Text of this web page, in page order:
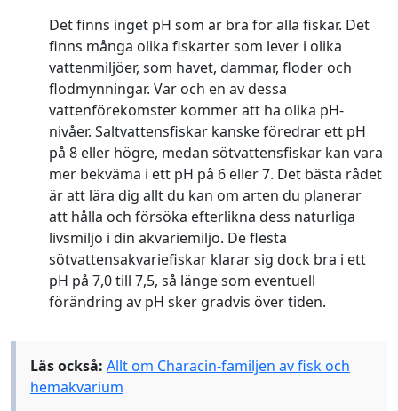
Det finns inget pH som är bra för alla fiskar. Det
finns många olika fiskarter som lever i olika
vattenmiljöer, som havet, dammar, floder och
flodmynningar. Var och en av dessa
vattenförekomster kommer att ha olika pH-
nivåer. Saltvattensfiskar kanske föredrar ett pH
på 8 eller högre, medan sötvattensfiskar kan vara
mer bekväma i ett pH på 6 eller 7. Det bästa rådet
är att lära dig allt du kan om arten du planerar
att hålla och försöka efterlikna dess naturliga
livsmiljö i din akvariemiljö. De flesta
sötvattensakvariefiskar klarar sig dock bra i ett
pH på 7,0 till 7,5, så länge som eventuell
förändring av pH sker gradvis över tiden.
Läs också: Allt om Characin-familjen av fisk och
hemakvarium